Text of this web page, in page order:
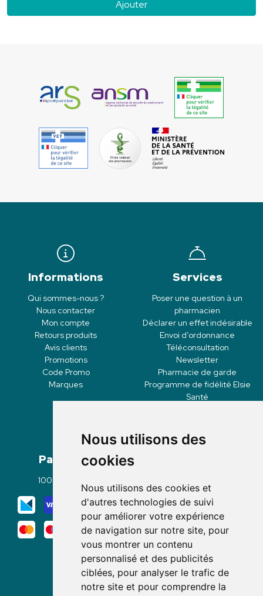
Nous utilisons des
cookies
Nous utilisons des cookies et
d'autres technologies de suivi
pour améliorer votre expérience
de navigation sur notre site, pour
vous montrer un contenu
personnalisé et des publicités
ciblées, pour analyser le trafic de
notre site et pour comprendre la
Ajouter
Informations
Qui sommes-nous ?
Nous contacter
Mon compte
Retours produits
Avis clients
Promotions
Code Promo
Marques
Services
Poser une question à un
pharmacien
Déclarer un effet indésirable
Envoi d’ordonnance
Téléconsultation
Newsletter
Pharmacie de garde
Programme de fidélité Elsie
Santé
Paiement
100% sécurisé
Mode de livraison
Nous suivre